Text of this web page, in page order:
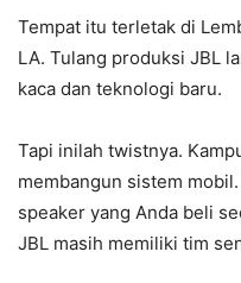
Tempat itu terletak di
LA. Tulang produksi JBL
kaca dan teknologi baru.
Tapi inilah twistnya.
membangun sistem
speaker yang Anda beli
JBL masih memiliki tim